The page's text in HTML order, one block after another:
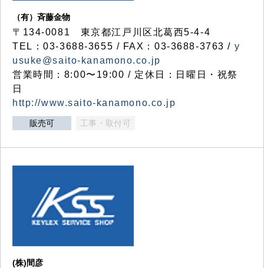
（有）斉藤金物
〒134-0081 東京都江戸川区北葛西5-4-4
TEL：03-3688-3655 / FAX：03-3688-3763 / y
usuke@saito-kanamono.co.jp
営業時間：8:00〜19:00 / 定休日：日曜日・祝祭
日
http://www.saito-kanamono.co.jp
販売可 工事・取付可
(株)間彦